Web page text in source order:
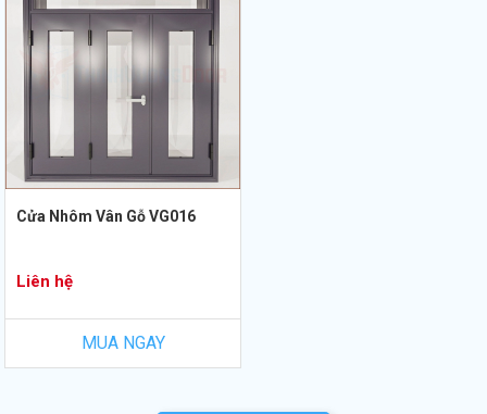
Cửa Nhôm Vân Gỗ VG016
Liên hệ
MUA NGAY